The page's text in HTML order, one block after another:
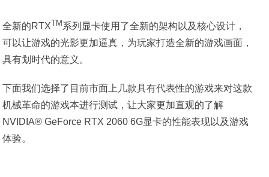
全新的RTXTM系列显卡使用了全新的架构以及核心设计，
可以让游戏的光影更加逼真，为玩家打造全新的游戏画面，
具有划时代的意义。
下面我们选择了目前市面上几款具有代表性的游戏来对这款
机械革命的游戏本进行测试，让大家更加直观的了解
NVIDIA® GeForce RTX 2060 6G显卡的性能表现以及游戏
体验。